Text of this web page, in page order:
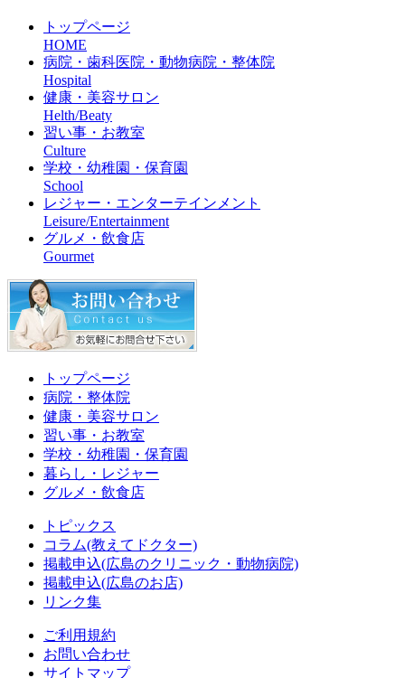
トップページ
HOME
病院・歯科医院・動物病院・整体院
Hospital
健康・美容サロン
Helth/Beaty
習い事・お教室
Culture
学校・幼稚園・保育園
School
レジャー・エンターテインメント
Leisure/Entertainment
グルメ・飲食店
Gourmet
トップページ
病院・整体院
健康・美容サロン
習い事・お教室
学校・幼稚園・保育園
暮らし・レジャー
グルメ・飲食店
トピックス
コラム(教えてドクター)
掲載申込(広島のクリニック・動物病院)
掲載申込(広島のお店)
リンク集
ご利用規約
お問い合わせ
サイトマップ